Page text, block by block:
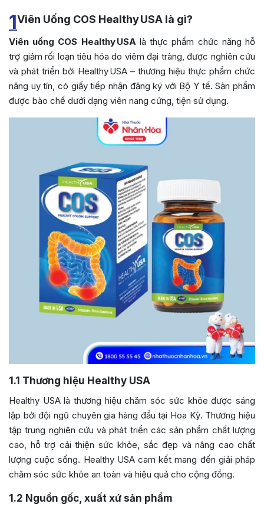
1Viên Uống COS Healthy USA là gì?
Viên uống COS Healthy USAlà thực phẩm chức năng hỗ
trợ giảm rối loạn tiêu hóa do viêm đại tràng, được nghiên cứu
và phát triển bởi Healthy USA – thương hiệu thực phẩm chức
năng uy tín, có giấy tiếp nhận đăng ký với Bộ Y tế. Sản phẩm
được bào chế dưới dạng viên nang cứng, tiện sử dụng.
1.1 Thương hiệu Healthy USA
Healthy USA là thương hiệu chăm sóc sức khỏe được sáng
lập bởi đội ngũ chuyên gia hàng đầu tại Hoa Kỳ. Thương hiệu
tập trung nghiên cứu và phát triển các sản phẩm chất lượng
cao, hỗ trợ cải thiện sức khỏe, sắc đẹp và nâng cao chất
lượng cuộc sống. Healthy USA cam kết mang đến giải pháp
chăm sóc sức khỏe an toàn và hiệu quả cho cộng đồng.
1.2 Nguồn gốc, xuất xứ sản phẩm